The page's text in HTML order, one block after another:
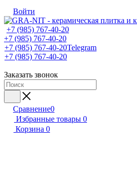
Войти
+7 (985) 767-40-20
+7 (985) 767-40-20
+7 (985) 767-40-20Telegram
+7 (985) 767-40-20
Заказать звонок
Сравнение0
Избранные товары 0
Корзина 0